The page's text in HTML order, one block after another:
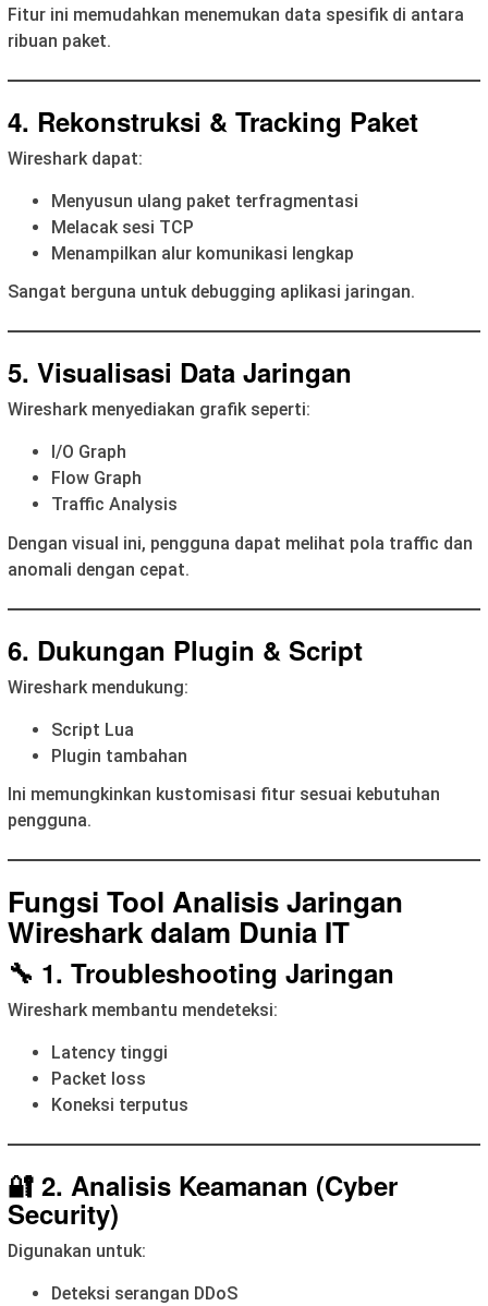
Fitur ini memudahkan menemukan data spesifik di antara
ribuan paket.
4. Rekonstruksi & Tracking Paket
Wireshark dapat:
Menyusun ulang paket terfragmentasi
Melacak sesi TCP
Menampilkan alur komunikasi lengkap
Sangat berguna untuk debugging aplikasi jaringan.
5. Visualisasi Data Jaringan
Wireshark menyediakan grafik seperti:
I/O Graph
Flow Graph
Traffic Analysis
Dengan visual ini, pengguna dapat melihat pola traffic dan
anomali dengan cepat.
6. Dukungan Plugin & Script
Wireshark mendukung:
Script Lua
Plugin tambahan
Ini memungkinkan kustomisasi fitur sesuai kebutuhan
pengguna.
Fungsi Tool Analisis Jaringan
Wireshark dalam Dunia IT
🔧 1. Troubleshooting Jaringan
Wireshark membantu mendeteksi:
Latency tinggi
Packet loss
Koneksi terputus
🔐 2. Analisis Keamanan (Cyber
Security)
Digunakan untuk:
Deteksi serangan DDoS